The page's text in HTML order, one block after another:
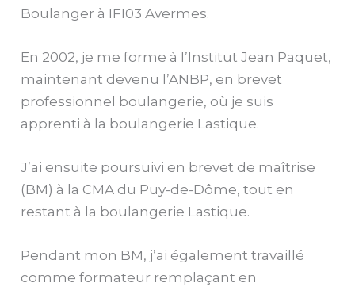
Boulanger à IFI03 Avermes.
En 2002, je me forme à l’Institut Jean Paquet,
maintenant devenu l’ANBP, en brevet
professionnel boulangerie, où je suis
apprenti à la boulangerie Lastique.
J’ai ensuite poursuivi en brevet de maîtrise
(BM) à la CMA du Puy-de-Dôme, tout en
restant à la boulangerie Lastique.
Pendant mon BM, j’ai également travaillé
comme formateur remplaçant en